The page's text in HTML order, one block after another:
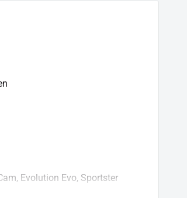
folgenden Artikel:
Evolution Evo, Sportster